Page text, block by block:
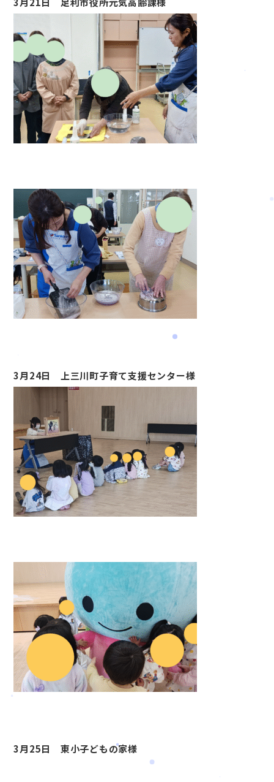
3月24日 上三川町子育て支援センター様
3月25日 東小子どもの家様